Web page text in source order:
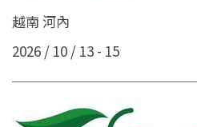
越南 河內
2026 / 10 / 13 - 15